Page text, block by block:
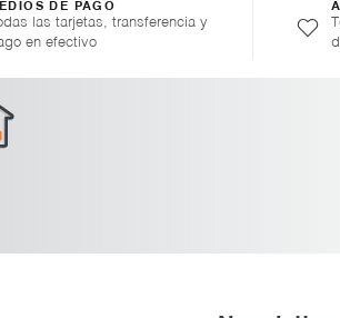
DE PAGO
las tarjetas, transferencia y
en efectivo